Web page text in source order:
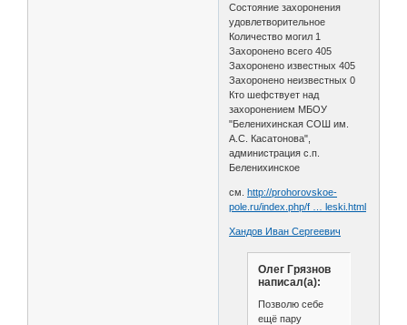
Состояние захоронения
удовлетворительное
Количество могил 1
Захоронено всего 405
Захоронено известных 405
Захоронено неизвестных 0
Кто шефствует над
захоронением МБОУ
"Беленихинская СОШ им.
А.С. Касатонова",
администрация с.п.
Беленихинское
см.http://prohorovskoe-
pole.ru/index.php/f … leski.html
Хандов Иван Сергеевич
Олег Грязнов
написал(а):
Позволю себе
ещё пару